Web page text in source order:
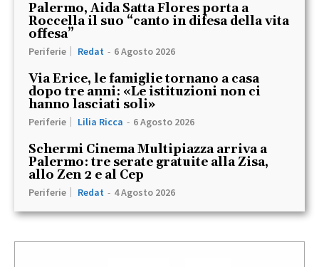
Palermo, Aida Satta Flores porta a
Roccella il suo “canto in difesa della vita
offesa”
Periferie Redat - 6 Agosto 2026
Via Erice, le famiglie tornano a casa
dopo tre anni: «Le istituzioni non ci
hanno lasciati soli»
Periferie Lilia Ricca - 6 Agosto 2026
Schermi Cinema Multipiazza arriva a
Palermo: tre serate gratuite alla Zisa,
allo Zen 2 e al Cep
Periferie Redat - 4 Agosto 2026